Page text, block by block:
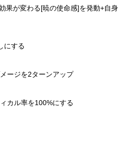
果が変わる[暁の使命感]を発動+自身
にする
ージを2ターンアップ
カル率を100%にする